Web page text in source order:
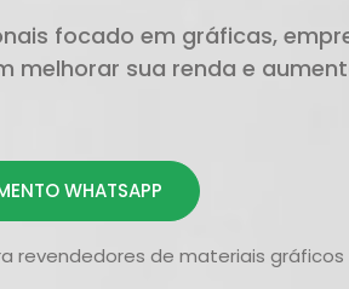
focado em gráficas,
melhorar sua renda e
WHATSAPP
revendedores de materiais gráficos